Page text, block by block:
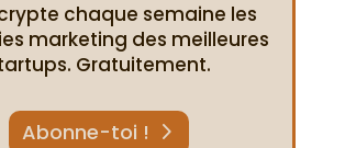
chaque semaine les
marketing des meilleures
Gratuitement.
Abonne-toi !